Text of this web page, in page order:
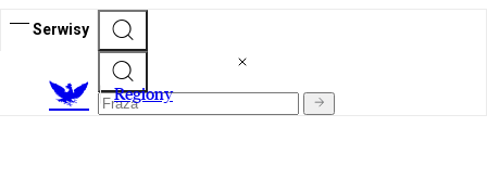
Serwisy
Regiony